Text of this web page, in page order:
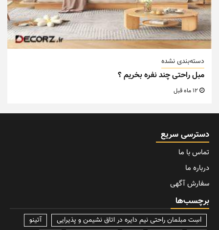
دسته‌بندی نشده
مبل راحتی چند نفره بخریم ؟
دسترسی سریع
تماس با ما
درباره ما
سفارش آگهی
برچسب‌ها
lسِت مبلمان راحتی نیم دایره در اتاق نشیمن و پذیرایی
آتینو